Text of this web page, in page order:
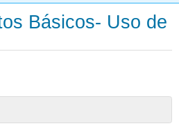
Básicos- Uso de